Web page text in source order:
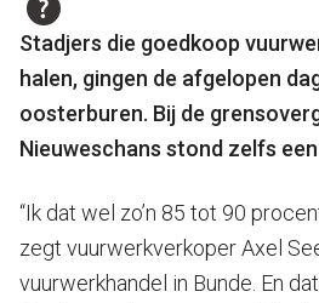
Stadjers die goedkoop
halen, gingen de afgelopen
oosterburen. Bij de
Nieuweschans stond zelfs
“Ik dat wel zo’n 85 tot 90
zegt vuurwerkverkoper Axel
vuurwerkhandel in Bunde. En